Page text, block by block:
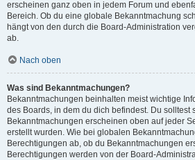
erscheinen ganz oben in jedem Forum und
Bereich. Ob du eine globale Bekanntmachung
hängt von den durch die Board-Administration
ab.
Nach oben
Was sind Bekanntmachungen?
Bekanntmachungen beinhalten meist wichtige
des Boards, in dem du dich befindest. Du solltest
Bekanntmachungen erscheinen oben auf jeder
erstellt wurden. Wie bei globalen
Berechtigungen ab, ob du Bekanntmachungen
Berechtigungen werden von der Board-